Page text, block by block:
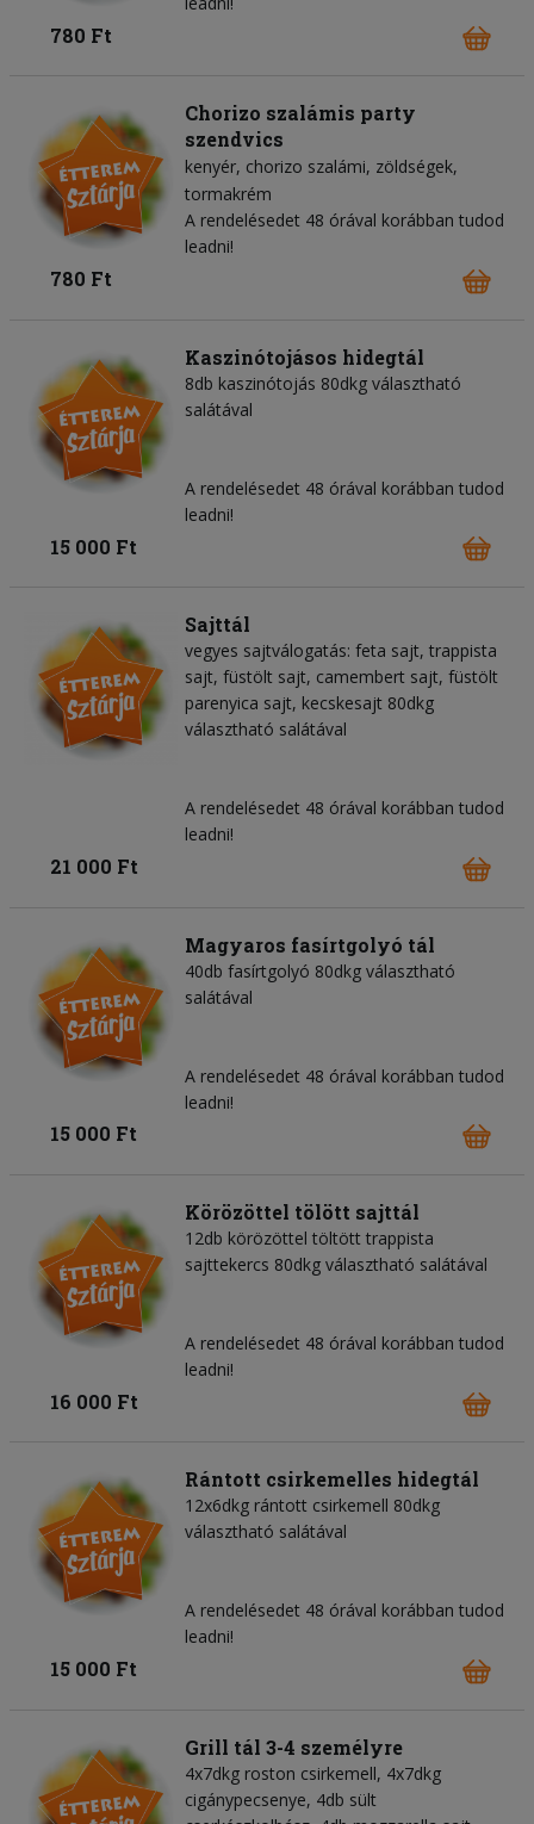
780 Ft
Chorizo szalámis party
szendvics
kenyér chorizo szalámi zöldségek
tormakrém
A rendelésedet 48 órával korábban tudod
leadni!
780 Ft
Kaszinótojásos hidegtál
8db kaszinótojás 80dkg választható
salátával
A rendelésedet 48 órával korábban tudod
leadni!
15 000 Ft
Sajttál
vegyes sajtválogatás: feta sajt, trappista
sajt, füstölt sajt, camembert sajt, füstölt
parenyica sajt, kecskesajt 80dkg
választható salátával
A rendelésedet 48 órával korábban tudod
leadni!
21 000 Ft
Magyaros fasírtgolyó tál
40db fasírtgolyó 80dkg választható
salátával
A rendelésedet 48 órával korábban tudod
leadni!
15 000 Ft
Körözöttel tölött sajttál
12db körözöttel töltött trappista
sajttekercs 80dkg választható salátával
A rendelésedet 48 órával korábban tudod
leadni!
16 000 Ft
Rántott csirkemelles hidegtál
12x6dkg rántott csirkemell 80dkg
választható salátával
A rendelésedet 48 órával korábban tudod
leadni!
15 000 Ft
Grill tál 3-4 személyre
4x7dkg roston csirkemell, 4x7dkg
cigánypecsenye, 4db sült